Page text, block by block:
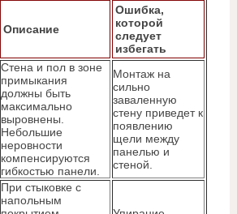
Описание
Ошибка,
которой
следует
избегать
Стена и пол в зоне
примыкания
должны быть
максимально
выровнены.
Небольшие
неровности
компенсируются
гибкостью панели.
Монтаж на
сильно
заваленную
стену приведет к
появлению
щели между
панелью и
стеной.
При стыковке с
напольным